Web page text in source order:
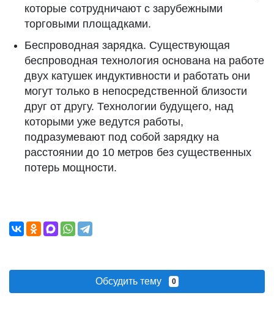
которые сотрудничают с зарубежными
торговыми площадками.
Беспроводная зарядка. Существующая
беспроводная технология основана на работе
двух катушек индуктивности и работать они
могут только в непосредственной близости
друг от другу. Технологии будущего, над
которыми уже ведутся работы,
подразумевают под собой зарядку на
расстоянии до 10 метров без существенных
потерь мощности.
Обсудить тему 0